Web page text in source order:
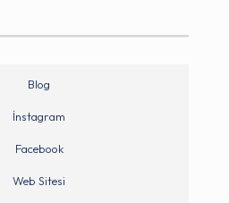
Blog
İnstagram
Facebook
Web Sitesi